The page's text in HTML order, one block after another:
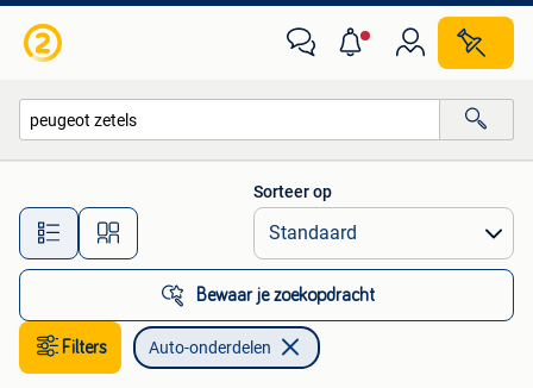
Alle afstanden…
Sorteer op
Bewaar je zoekopdracht
Filters Auto-onderdelen